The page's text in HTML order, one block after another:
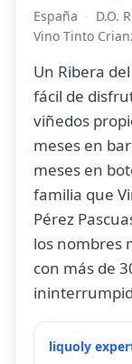
España D.O.
Vino Tinto
Un Ribera
fácil de
viñedos
meses en
meses en
familia que
Pérez
los nombres
con más de
liquoly